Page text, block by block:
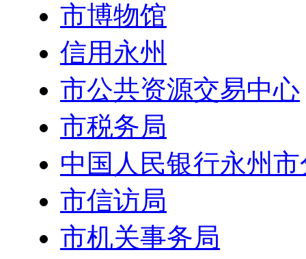
市博物馆
信用永州
市公共资源交易中心
市税务局
中国人民银行永州
市信访局
市机关事务局